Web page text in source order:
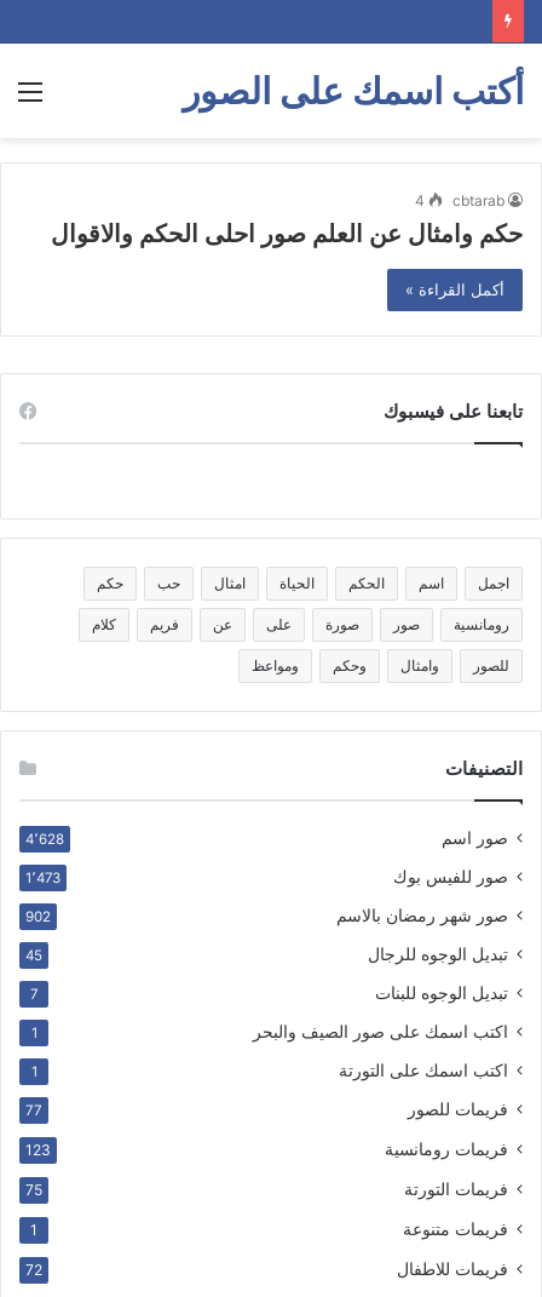
أكتب اسمك على الصور
cbtarab
4
حكم وامثال عن العلم صور احلى الحكم والاقوال
أكمل القراءة »
تابعنا على فيسبوك
اجمل اسم الحكم الحياة امثال حب حكم
رومانسية صور صورة على عن فريم كلام
للصور وامثال وحكم ومواعظ
التصنيفات
صور اسم 4٬628
صور للفيس بوك 1٬473
صور شهر رمضان بالاسم 902
تبديل الوجوه للرجال 45
تبديل الوجوه للبنات 7
اكتب اسمك على صور الصيف والبحر 1
اكتب اسمك على التورتة 1
فريمات للصور 77
فريمات رومانسية 123
فريمات التورتة 75
فريمات متنوعة 1
فريمات للاطفال 72